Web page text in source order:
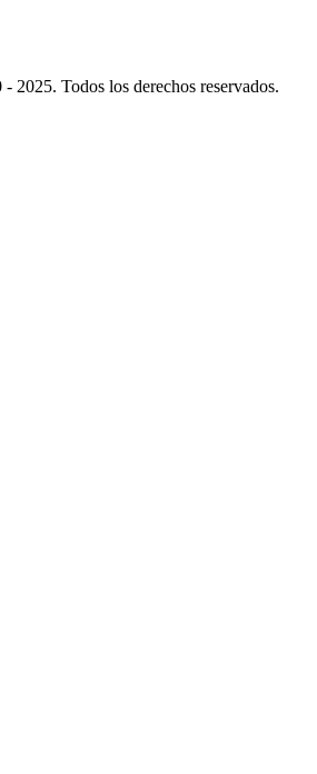
2025. Todos los derechos reservados.